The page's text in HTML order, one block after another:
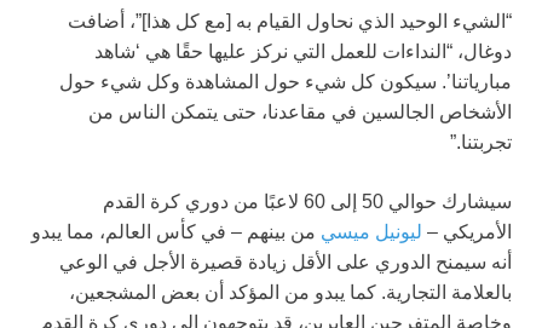
“الشيء الوحيد الذي نحاول القيام به [مع كل هذا]”، أضافت
دوغال، “النداءات للعمل التي نركز عليها حقًا هي ‘شاهد
مبارياتنا’. سيكون كل شيء حول المشاهدة وكل شيء حول
الأشخاص الجالسين في مقاعدنا، حتى يتمكن الناس من
تجربتنا.”
سيشارك حوالي 50 إلى 60 لاعبًا من دوري كرة القدم
الأمريكي – ليونيل ميسي من بينهم – في كأس العالم، مما يبدو
أنه سيمنح الدوري على الأقل زيادة قصيرة الأجل في الوعي
بالعلامة التجارية. كما يبدو من المؤكد أن بعض المشجعين،
وخاصة المتفرجين العابرين، قد يتوجهون إلى دوري كرة القدم